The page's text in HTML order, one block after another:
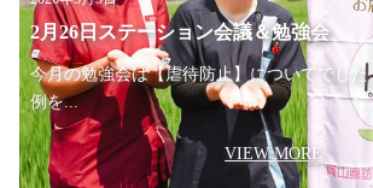
2月26日ステーション会議＆勉強会
今月の勉強会は【虐待防止】についてでし
例を...
VIEW MORE